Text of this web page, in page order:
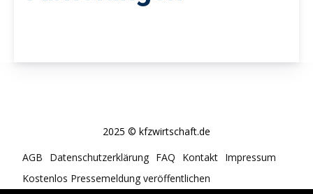
2025 © kfzwirtschaft.de
AGB
Datenschutzerklärung FAQ Kontakt Impressum
Kostenlos Pressemeldung veröffentlichen